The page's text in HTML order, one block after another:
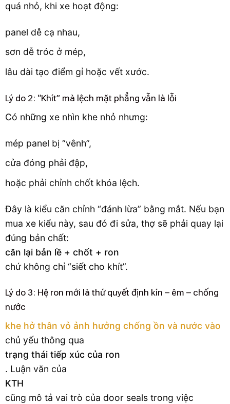
quá nhỏ, khi xe hoạt động:
panel dễ cạ nhau,
sơn dễ tróc ở mép,
lâu dài tạo điểm gỉ hoặc vết xước.
Lý do 2: “Khít” mà lệch mặt phẳng vẫn là lỗi
Có những xe nhìn khe nhỏ nhưng:
mép panel bị “vênh”,
cửa đóng phải đập,
hoặc phải chỉnh chốt khóa lệch.
Đây là kiểu căn chỉnh “đánh lừa” bằng mắt. Nếu bạn
mua xe kiểu này, sau đó đi sửa, thợ sẽ phải quay lại
đúng bản chất:
căn lại bản lề + chốt + ron
chứ không chỉ “siết cho khít”.
Lý do 3: Hệ ron mới là thứ quyết định kín – êm – chống
nước
khe hở thân vỏ ảnh hưởng chống ồn và nước vào
chủ yếu thông qua
trạng thái tiếp xúc của ron
. Luận văn của
KTH
cũng mô tả vai trò của door seals trong việc